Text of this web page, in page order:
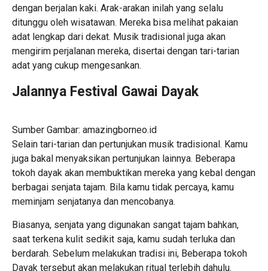
dengan berjalan kaki. Arak-arakan inilah yang selalu
ditunggu oleh wisatawan. Mereka bisa melihat pakaian
adat lengkap dari dekat. Musik tradisional juga akan
mengirim perjalanan mereka, disertai dengan tari-tarian
adat yang cukup mengesankan.
Jalannya Festival Gawai Dayak
Sumber Gambar: amazingborneo.id
Selain tari-tarian dan pertunjukan musik tradisional. Kamu
juga bakal menyaksikan pertunjukan lainnya. Beberapa
tokoh dayak akan membuktikan mereka yang kebal dengan
berbagai senjata tajam. Bila kamu tidak percaya, kamu
meminjam senjatanya dan mencobanya.
Biasanya, senjata yang digunakan sangat tajam bahkan,
saat terkena kulit sedikit saja, kamu sudah terluka dan
berdarah. Sebelum melakukan tradisi ini, Beberapa tokoh
Dayak tersebut akan melakukan ritual terlebih dahulu.